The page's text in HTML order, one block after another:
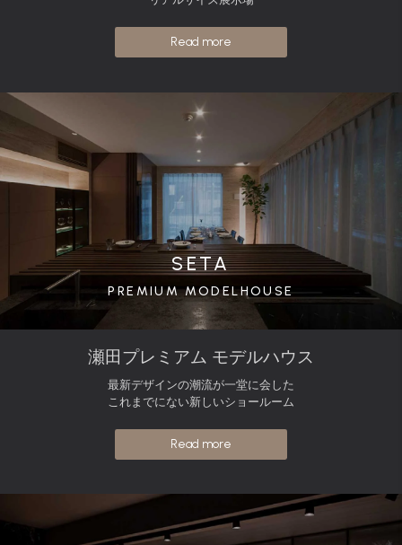
Read more
SETA
PREMIUM MODELHOUSE
瀬田プレミアム モデルハウス
最新デザインの潮流が一堂に会した
これまでにない新しいショールーム
Read more